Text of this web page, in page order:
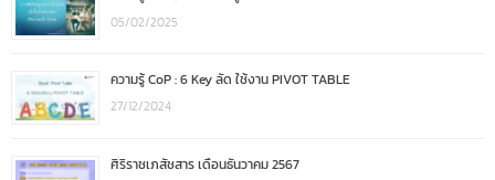
05/02/2025
ความรู้ CoP : 6 Key ลัด ใช้งาน PIVOT TABLE
27/12/2024
ศิริราชเภสัชสาร เดือนธันวาคม 2567